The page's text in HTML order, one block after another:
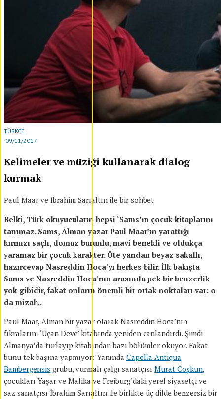
TÜRKÇE
·09/11/2017
Kelimeler ve müziği kullanarak dialog
kurmak
Paul Maar ve İbrahim Sarıaltın ile bir sohbet
Belki, Türk okuyucuların hepsi ‘Sams’ın çocuk kitaplarını
tanımaz. Sams, Alman yazar Paul Maar’ın yarattığı
kırmızı saçlı, domuz burunlu, mavi benekli ve oldukça
yaramaz bir çocuk karakter. Öte yandan beyaz sakallı,
hazırcevap Nasreddin Hoca’yı herkes bilir. İlk bakışta
Sams ve Nasreddin Hoca’nın arasında pek bir benzerlik
yok gibidir, fakat onların önemli bir ortak noktaları var; o
da mizah..
Paul Maar, Alman bir yazar olarak Nasreddin Hoca’nın
fıkralarını ‘Uçan Deve’ kitabında yeniden canlandırdı. Şimdi
Almanya’da turlayıp kitabından bazı bölümler okuyor. Fakat
bunu tek başına yapmıyor: Yanında Capella Antiqua
Bambergensis grubu, vurmalı çalgı sanatçısı Murat Coşkun,
çocukları Yaşar ve Malika ve Freiburg’daki yerel siyasetçi ve
saz sanatçısı İbrahim Sarıaltın ile birlikte üç dilde benzersiz bir